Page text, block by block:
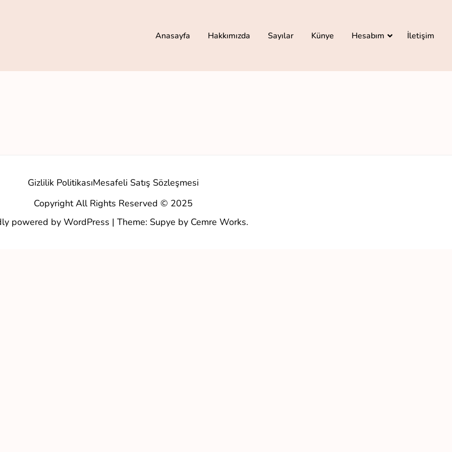
Anasayfa Hakkımızda Sayılar Künye Hesabım İletişim
Gizlilik PolitikasıMesafeli Satış Sözleşmesi
Copyright All Rights Reserved © 2025
powered by WordPress | Theme: Supye by Cemre Works.